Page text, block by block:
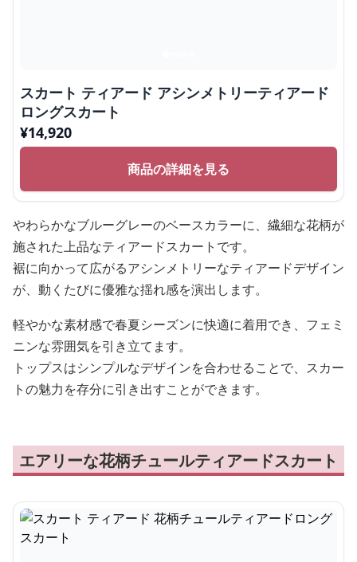
スカート ティアード アシンメトリーティアード
ロングスカート
¥14,920
商品の詳細を見る
やわらかなブルーグレーのベースカラーに、繊細な花柄が
施された上品なティアードスカートです。
裾に向かって広がるアシンメトリーなティアードデザイン
が、動くたびに優雅な揺れ感を演出します。
軽やかな素材感で春夏シーズンに快適に着用でき、フェミ
ニンな雰囲気を引き立てます。
トップスはシンプルなデザインを合わせることで、スカー
トの魅力を存分に引き出すことができます。
エアリーな花柄チュールティアードスカート